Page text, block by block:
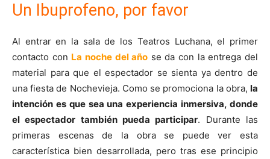
Un Ibuprofeno, por favor
Al entrar en la sala de los Teatros Luchana, el primer
contacto con La noche del año se da con la entrega del
material para que el espectador se sienta ya dentro de
una fiesta de Nochevieja. Como se promociona la obra, la
intención es que sea una experiencia inmersiva, donde
el espectador también pueda participar. Durante las
primeras escenas de la obra se puede ver esta
característica bien desarrollada, pero tras ese principio